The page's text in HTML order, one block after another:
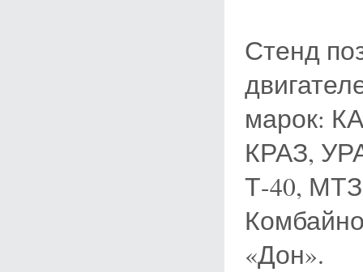
Стенд
марок:
КРАЗ,
Т-40,
«Дон».